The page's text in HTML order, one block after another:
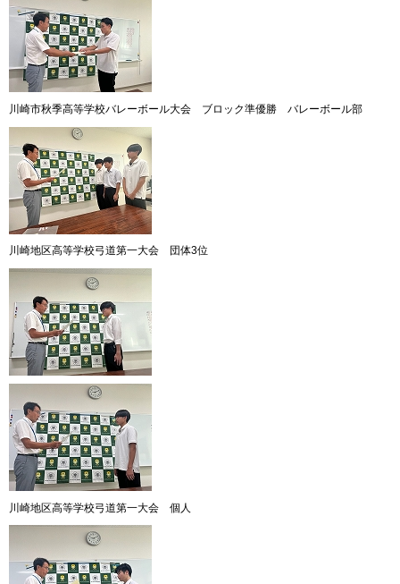
川崎市秋季高等学校バレーボール大会 ブロック準優勝 バレーボール部
川崎地区高等学校弓道第一大会 団体3位
川崎地区高等学校弓道第一大会 個人